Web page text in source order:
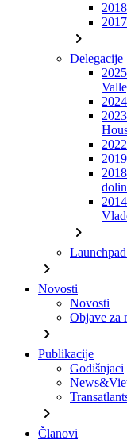
chevron_right
Delegacije
chevron_right
chevron_right
Novosti
Novosti
Objave za
chevron_right
Publikacije
Godišnjaci
chevron_right
Članovi